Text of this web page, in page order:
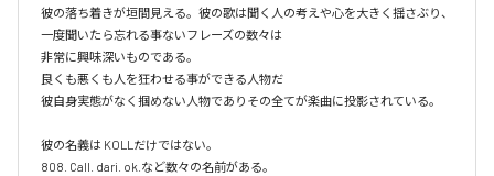
彼の落ち着きが垣間見える。彼の歌は聞く人の考えや心を大きく揺さぶり、
一度聞いたら忘れる事ないフレーズの数々は
非常に興味深いものである。
良くも悪くも人を狂わせる事ができる人物だ
彼自身実態がなく掴めない人物でありその全てが楽曲に投影されている。
彼の名義は KOLLだけではない。
808. Call. dari. ok.など数々の名前がある。